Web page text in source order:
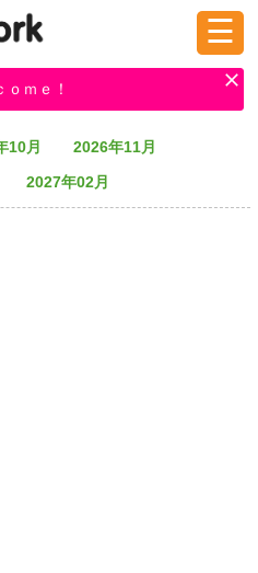
て！
☰
ｏｍｅ！
10月
2026年11月
2027年02月